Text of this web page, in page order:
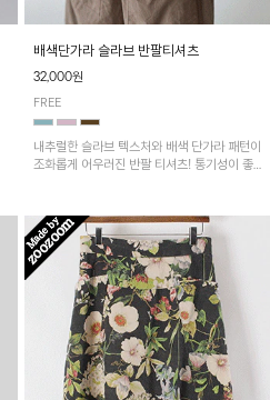
배색단가라 슬라브 반팔티셔츠
32,000원
FREE
내추럴한 슬라브 텍스처와 배색 단가라 패턴이
조화롭게 어우러진 반팔 티셔츠! 통기성이 좋